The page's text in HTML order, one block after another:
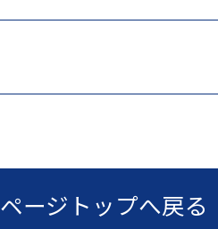
ページトップへ戻る